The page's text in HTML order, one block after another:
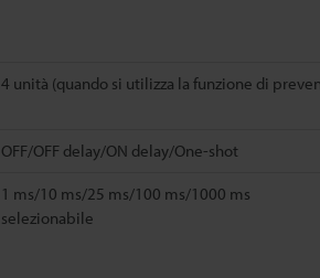
4 unità (quando si utilizza la funzione di
OFF/OFF delay/ON delay/One-shot
1 ms/10 ms/25 ms/100 ms/1000 ms
selezionabile